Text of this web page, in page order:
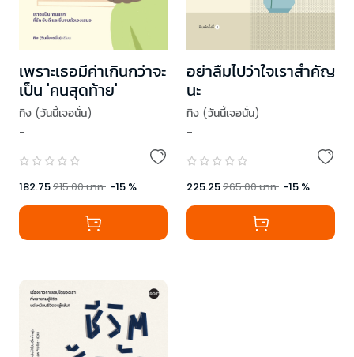
เพราะเธอมีค่าเกินกว่าจะ
เป็น 'คนสุดท้าย'
ทิง (วันนี้เจอนั่น)
-
182.75215.00บาท -15 %
อย่าลืมไปว่าใจเราสำคัญ
นะ
ทิง (วันนี้เจอนั่น)
-
225.25265.00บาท -15 %